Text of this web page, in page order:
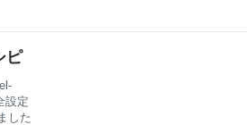
ピ
設定
した